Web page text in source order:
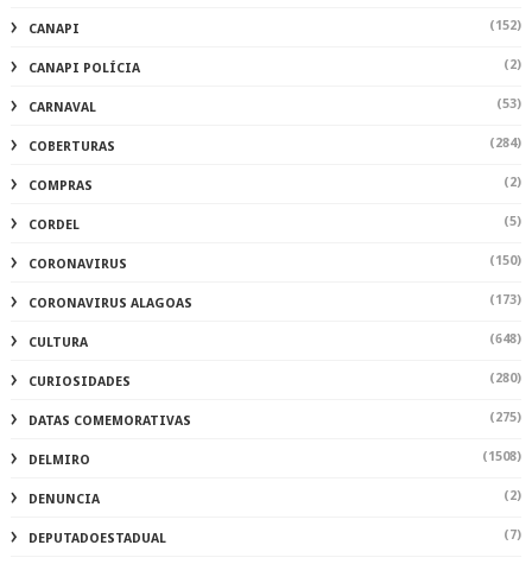
CANAPI (152)
CANAPI POLÍCIA (2)
CARNAVAL (53)
COBERTURAS (284)
COMPRAS (2)
CORDEL (5)
CORONAVIRUS (150)
CORONAVIRUS ALAGOAS (173)
CULTURA (648)
CURIOSIDADES (280)
DATAS COMEMORATIVAS (275)
DELMIRO (1508)
DENUNCIA (2)
DEPUTADOESTADUAL (7)